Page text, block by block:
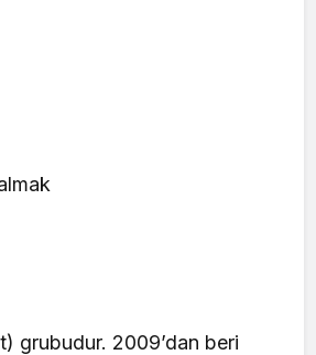
grubudur. 2009’dan beri